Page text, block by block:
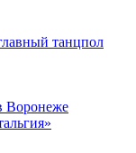
танцпол
Воронеже